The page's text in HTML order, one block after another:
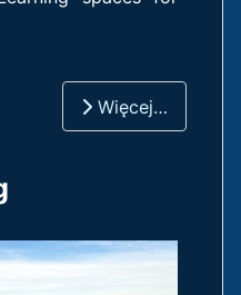
Więcej…